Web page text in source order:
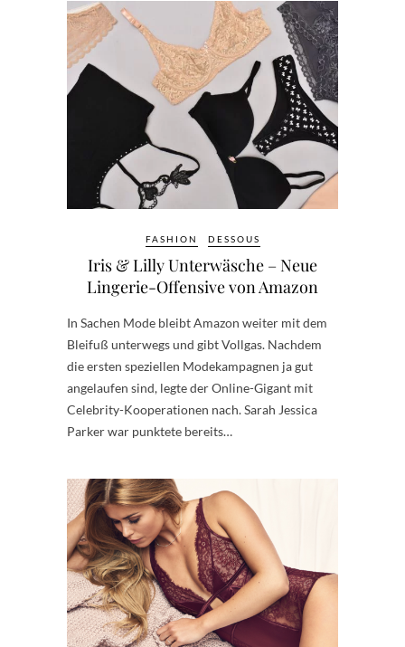
FASHION DESSOUS
Iris & Lilly Unterwäsche – Neue
Lingerie-Offensive von Amazon
In Sachen Mode bleibt Amazon weiter mit dem
Bleifuß unterwegs und gibt Vollgas. Nachdem
die ersten speziellen Modekampagnen ja gut
angelaufen sind, legte der Online-Gigant mit
Celebrity-Kooperationen nach. Sarah Jessica
Parker war punktete bereits…